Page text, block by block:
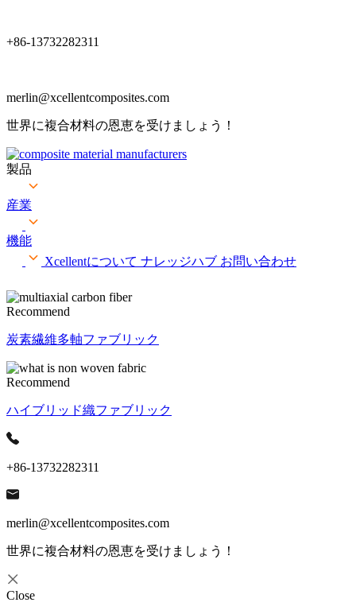
+86-13732282311
merlin@xcellentcomposites.com
世界に複合材料の恩恵を受けましょう！
製品
産業
機能
Xcellentについて ナレッジハブ お問い合わせ
Recommend
炭素繊維多軸ファブリック
Recommend
ハイブリッド織ファブリック
+86-13732282311
merlin@xcellentcomposites.com
世界に複合材料の恩恵を受けましょう！
Close